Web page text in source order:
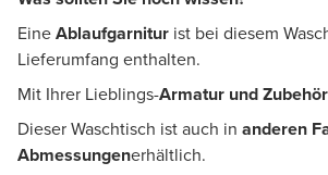
EineAblaufgarnitur ist bei diesem
Lieferumfang enthalten.
Mit Ihrer Lieblings-Armatur und Zubehör
Dieser Waschtisch ist auch in anderen
Abmessungenerhältlich.